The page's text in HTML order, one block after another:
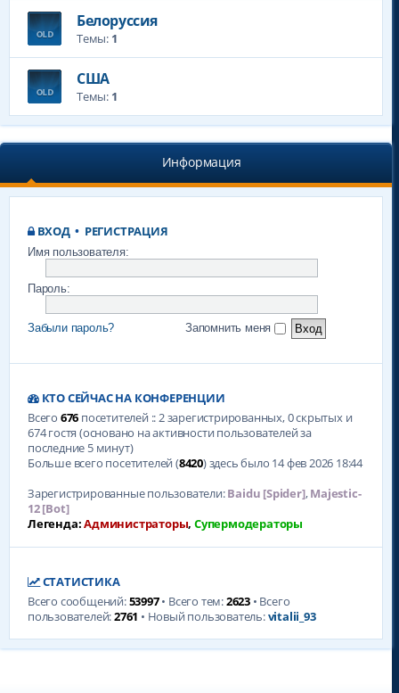
Белоруссия
Темы: 1
CША
Темы: 1
Информация
ВХОД• РЕГИСТРАЦИЯ
Имя пользователя:
Пароль:
Забыли пароль? Запомнить меня
КТО СЕЙЧАС НА КОНФЕРЕНЦИИ
Всего 676 посетителей :: 2 зарегистрированных, 0 скрытых и
674 гостя (основано на активности пользователей за
последние 5 минут)
Больше всего посетителей (8420) здесь было 14 фев 2026 18:44
Зарегистрированные пользователи:Baidu [Spider],Majestic-
12 [Bot]
Легенда:Администраторы,Супермодераторы
СТАТИСТИКА
Всего сообщений:53997• Всего тем:2623 • Всего
пользователей:2761 • Новый пользователь:vitalii_93